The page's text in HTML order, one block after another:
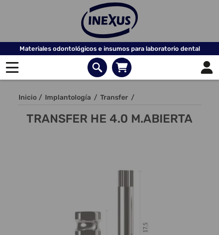
Materiales odontológicos e insumos para laboratorio dental
Inicio / Implantología / Transfer /
TRANSFER HE 4.0 M.ABIERTA